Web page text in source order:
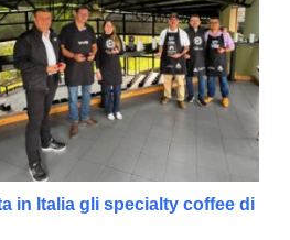
in Italia gli specialty coffee di